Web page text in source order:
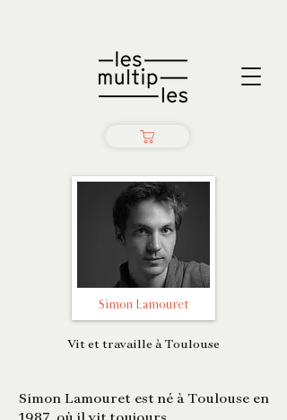
Simon Lamouret
Vit et travaille à Toulouse
Simon Lamouret est né à Toulouse en
1987, où il vit toujours.